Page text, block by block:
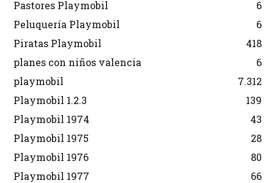
Pastores Playmobil
6
Peluquería Playmobil
6
Piratas Playmobil
418
planes con niños valencia
6
playmobil
7.312
Playmobil 1.2.3
139
Playmobil 1974
43
Playmobil 1975
28
Playmobil 1976
80
Playmobil 1977
66